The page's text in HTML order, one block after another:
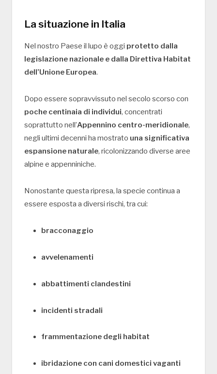
La situazione in Italia
Nel nostro Paese il lupo è oggi protetto dalla
legislazione nazionale e dalla Direttiva Habitat
dell’Unione Europea.
Dopo essere sopravvissuto nel secolo scorso con
poche centinaia di individui, concentrati
soprattutto nell’Appennino centro-meridionale,
negli ultimi decenni ha mostrato una significativa
espansione naturale, ricolonizzando diverse aree
alpine e appenniniche.
Nonostante questa ripresa, la specie continua a
essere esposta a diversi rischi, tra cui:
bracconaggio
avvelenamenti
abbattimenti clandestini
incidenti stradali
frammentazione degli habitat
ibridazione con cani domestici vaganti